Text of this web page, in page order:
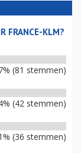
FRANCE-KLM?
(81 stemmen)
(42 stemmen)
(36 stemmen)